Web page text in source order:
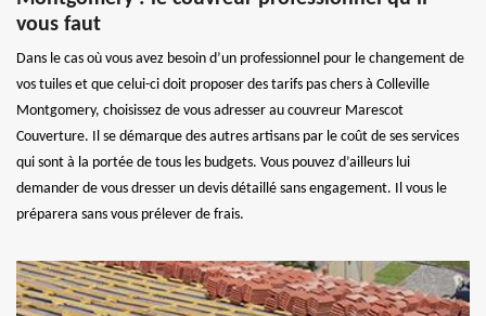
vous faut
Dans le cas où vous avez besoin d’un professionnel pour le changement de
vos tuiles et que celui-ci doit proposer des tarifs pas chers à Colleville
Montgomery, choisissez de vous adresser au couvreur Marescot
Couverture. Il se démarque des autres artisans par le coût de ses services
qui sont à la portée de tous les budgets. Vous pouvez d’ailleurs lui
demander de vous dresser un devis détaillé sans engagement. Il vous le
préparera sans vous prélever de frais.